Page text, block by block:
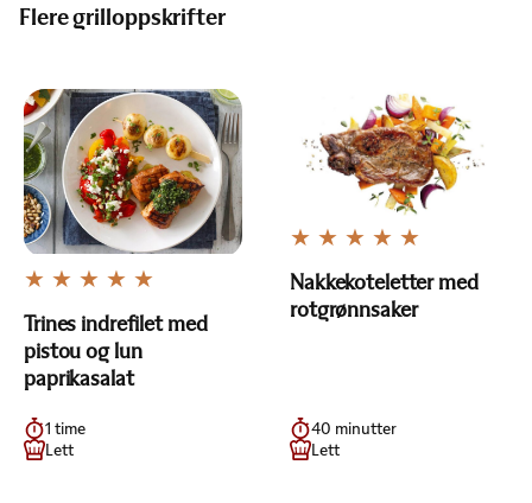
Flere grilloppskrifter
Trines indrefilet med
pistou og lun
paprikasalat
1 time
Lett
Nakkekoteletter med
rotgrønnsaker
40 minutter
Lett